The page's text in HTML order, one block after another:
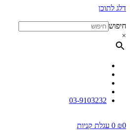
דלג לתוכן
חיפוש
×
03-9103232
₪0
0 עגלת קניות